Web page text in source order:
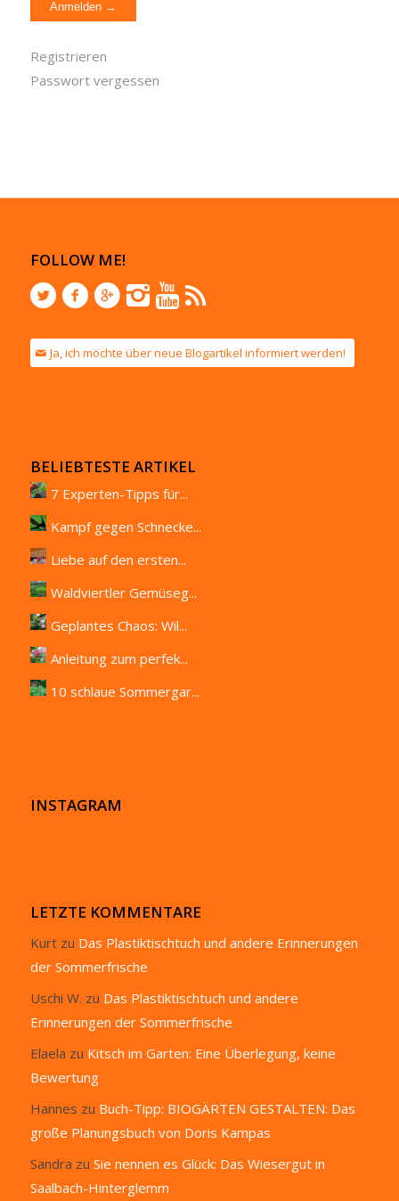
Registrieren
Passwort vergessen
FOLLOW ME!
Ja, ich möchte über neue Blogartikel informiert werden!
BELIEBTESTE ARTIKEL
7 Experten-Tipps für...
Kampf gegen Schnecke...
Liebe auf den ersten...
Waldviertler Gemüseg...
Geplantes Chaos: Wil...
Anleitung zum perfek...
10 schlaue Sommergar...
INSTAGRAM
LETZTE KOMMENTARE
Kurtzu Das Plastiktischtuch und andere Erinnerungen
der Sommerfrische
Uschi W. zu Das Plastiktischtuch und andere
Erinnerungen der Sommerfrische
Elaela zu Kitsch im Garten: Eine Überlegung, keine
Bewertung
Hannes zu Buch-Tipp: BIOGÄRTEN GESTALTEN: Das
große Planungsbuch von Doris Kampas
Sandra zu Sie nennen es Glück: Das Wiesergut in
Saalbach-Hinterglemm